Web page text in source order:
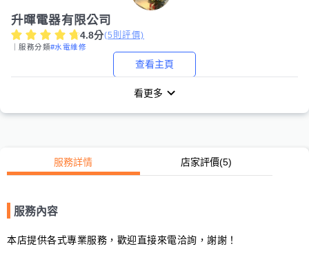
升暉電器有限公司
4.8分(5 則評價)
｜服務分類#水電維修
查看主頁
看更多
服務詳情 店家評價(5)
服務內容
本店提供各式專業服務，歡迎直接來電洽詢，謝謝！